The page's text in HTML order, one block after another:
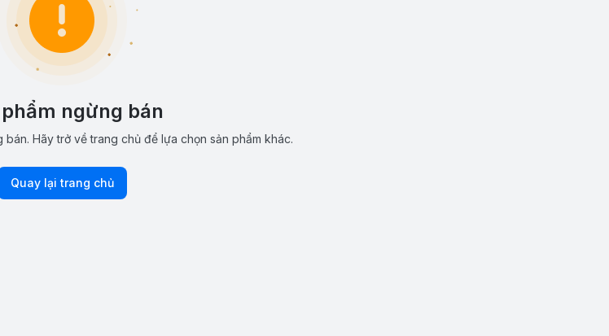
ngừng bán
Hãy trở về trang chủ để lựa chọn sản phẩm khác.
Quay lại trang chủ